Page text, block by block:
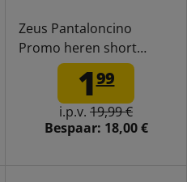
Zeus Pantaloncino
Promo heren short
199
i.p.v. 19,99 €
Bespaar: 18,00 €